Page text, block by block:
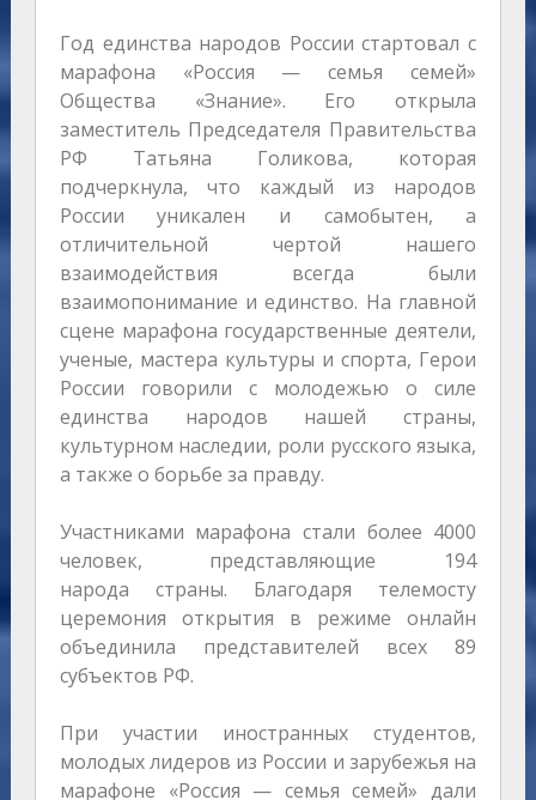
Год единства народов России стартовал с
марафона «Россия — семья семей»
Общества «Знание». Его открыла
заместитель Председателя Правительства
РФ Татьяна Голикова, которая
подчеркнула, что каждый из народов
России уникален и самобытен, а
отличительной чертой нашего
взаимодействия всегда были
взаимопонимание и единство. На главной
сцене марафона государственные деятели,
ученые, мастера культуры и спорта, Герои
России говорили с молодежью о силе
единства народов нашей страны,
культурном наследии, роли русского языка,
а также о борьбе за правду.
Участниками марафона стали более 4000
человек, представляющие 194
народа страны. Благодаря телемосту
церемония открытия в режиме онлайн
объединила представителей всех 89
субъектов РФ.
При участии иностранных студентов,
молодых лидеров из России и зарубежья на
марафоне «Россия — семья семей» дали